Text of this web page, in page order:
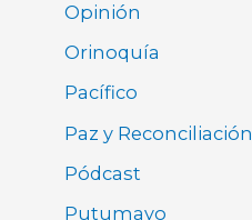
Opinión
Orinoquía
Pacífico
Paz y Reconciliación
Pódcast
Putumayo